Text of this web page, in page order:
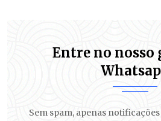
Entre no nosso
Sem spam, apenas